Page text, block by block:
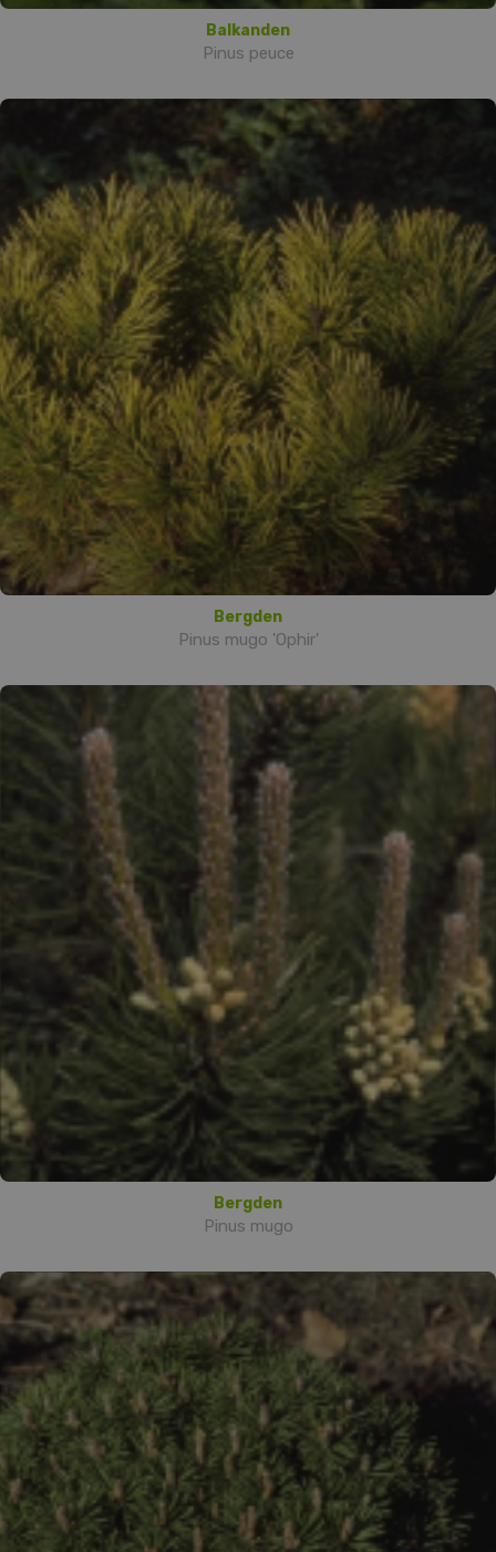
Balkanden
Pinus peuce
Bergden
Pinus mugo 'Ophir'
Bergden
Pinus mugo